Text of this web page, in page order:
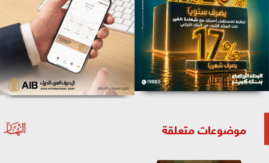
موضوعات متعلقة